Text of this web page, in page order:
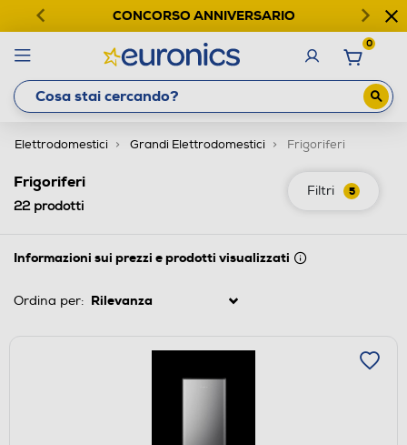
CONCORSO ANNIVERSARIO
0
Elettrodomestici Grandi Elettrodomestici Frigoriferi
Filtri 5
Frigoriferi
22prodotti
Informazioni sui prezzi e prodotti visualizzati
Ordina per: